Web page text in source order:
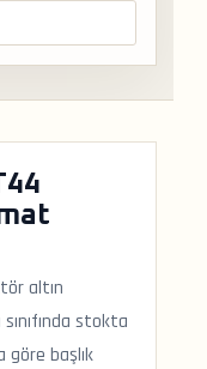
altın
stokta
göre başlık